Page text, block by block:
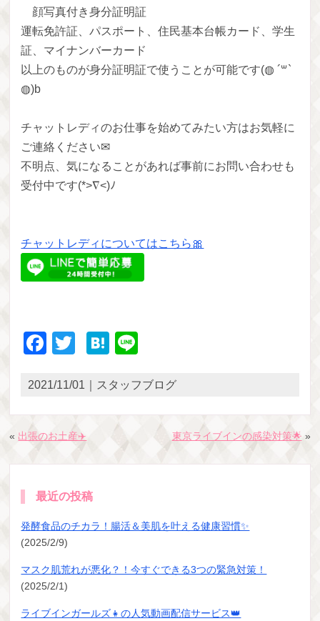
顔写真付き身分証明証
運転免許証、パスポート、住民基本台帳カード、学生
証、マイナンバーカード
以上のものが身分証明証で使うことが可能です(◍ ´꒳`
◍)b
チャットレディのお仕事を始めてみたい方はお気軽に
ご連絡ください✉
不明点、気になることがあれば事前にお問い合わせも
受付中です(*>∇<)ﾉ
チャットレディについてはこちら🎀
Facebook
TwitterHatena
2021/11/01｜スタッフブログ
« 出張のお土産✈️ 東京ライブインの感染対策🌟 »
最近の投稿
発酵食品のチカラ！腸活＆美肌を叶える健康習慣✨
(2025/2/9)
マスク肌荒れが悪化？！今すぐできる3つの緊急対策！
(2025/2/1)
ライブインガールズ👧の人気動画配信サービス👑